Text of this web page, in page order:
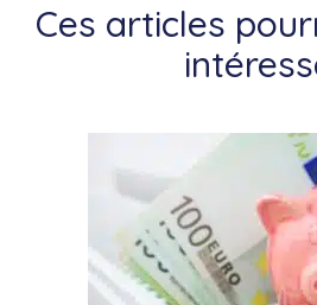
Ces articles